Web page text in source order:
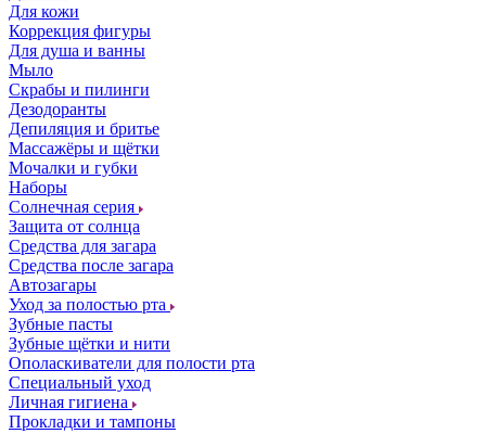
Для кожи
Коррекция фигуры
Для душа и ванны
Мыло
Скрабы и пилинги
Дезодоранты
Депиляция и бритье
Массажёры и щётки
Мочалки и губки
Наборы
Солнечная серия
Защита от солнца
Средства для загара
Средства после загара
Автозагары
Уход за полостью рта
Зубные пасты
Зубные щётки и нити
Ополаскиватели для полости рта
Специальный уход
Личная гигиена
Прокладки и тампоны